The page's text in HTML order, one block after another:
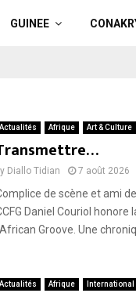
GUINEE
Actualités Afrique Art & Culture
Diallo Tidian 7 août 2026
de scène et ami
Daniel Couriol
Groove. Une
Actualités Afrique International